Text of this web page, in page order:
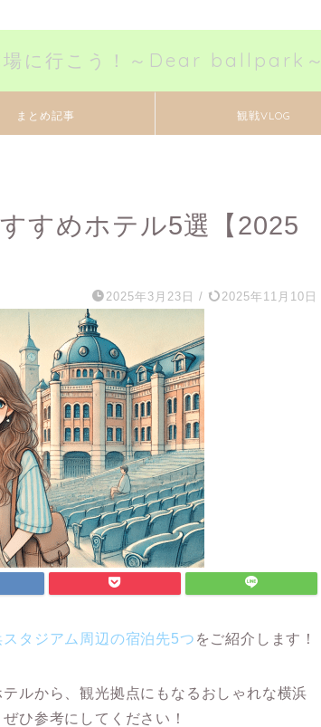
場に行こう！～Dear ballpark～
まとめ記事 観戦VLOG
すめホテル5選【2025
2025年3月23日 / 2025年11月10日
スタジアム周辺の宿泊先5つ をご紹介します！
ルから、観光拠点にもなるおしゃれな横浜
ひ参考にしてください！